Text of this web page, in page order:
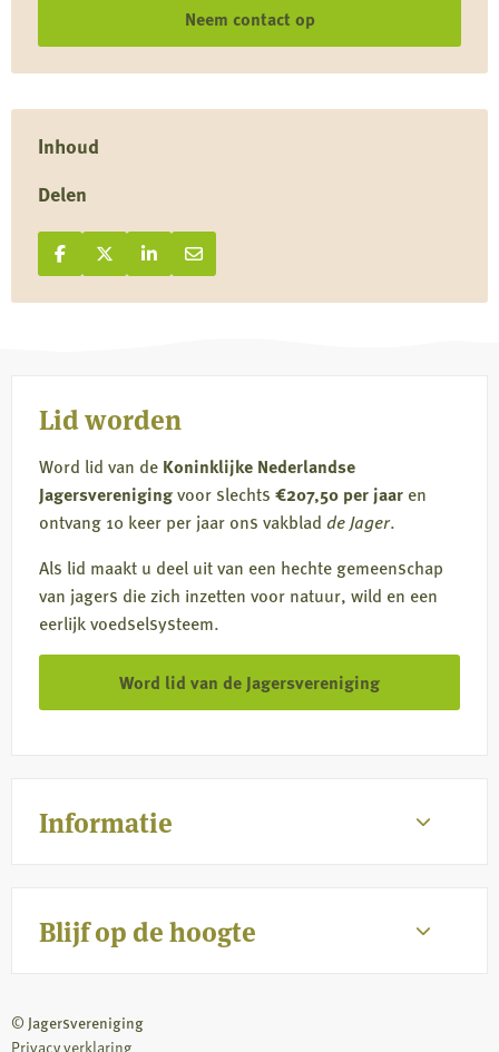
Neem contact op
Inhoud
Delen
Deel op Facebook
Deel
op
Deel op X
Deel
op
Deel op LinkedIn
Deel
op
Deel via e-mail
Deel
via
Informatie
Lid worden
Word lid van de Koninklijke Nederlandse
Jagersverenigingvoor slechts €207,50 per jaar en
ontvang 10 keer per jaar ons vakblad de Jager.
Als lid maakt u deel uit van een hechte gemeenschap
van jagers die zich inzetten voor natuur, wild en een
eerlijk voedselsysteem.
Word lid van de Jagersvereniging
Blijf op de hoogte
© Jagersvereniging
Privacy verklaring